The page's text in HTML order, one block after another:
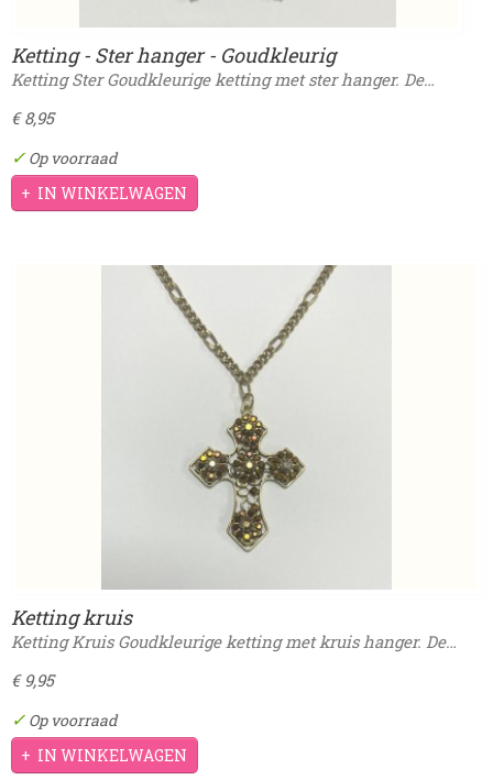
Ketting - Ster hanger - Goudkleurig
Ketting Ster Goudkleurige ketting met ster hanger. De…
€ 8,95
✓ Op voorraad
IN WINKELWAGEN
Ketting kruis
Ketting Kruis Goudkleurige ketting met kruis hanger. De…
€ 9,95
✓ Op voorraad
IN WINKELWAGEN